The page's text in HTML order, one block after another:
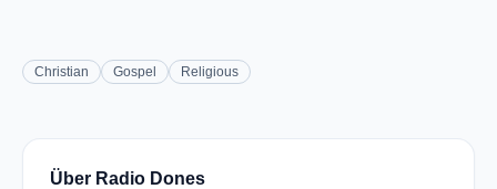
Christian Gospel Religious
Über Radio Dones